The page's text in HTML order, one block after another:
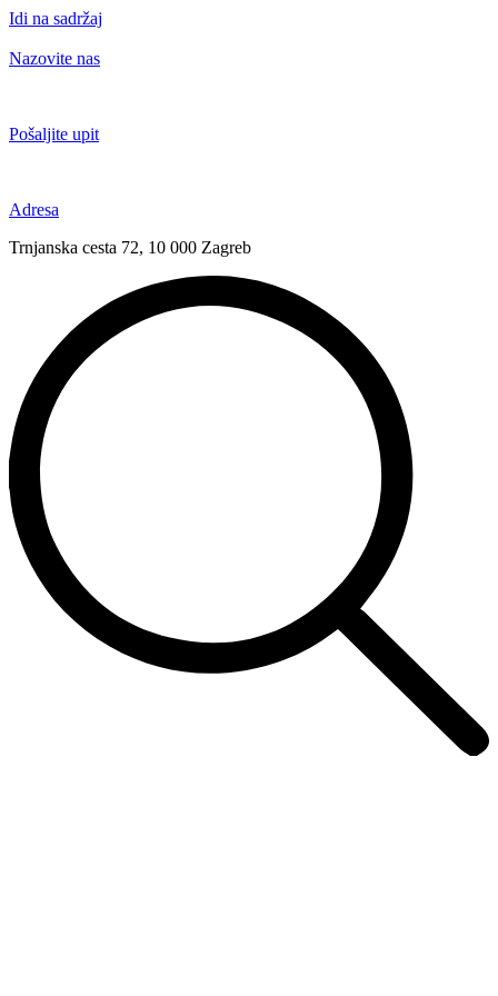
Idi na sadržaj
Nazovite nas
Pošaljite upit
Adresa
Trnjanska cesta 72, 10 000 Zagreb